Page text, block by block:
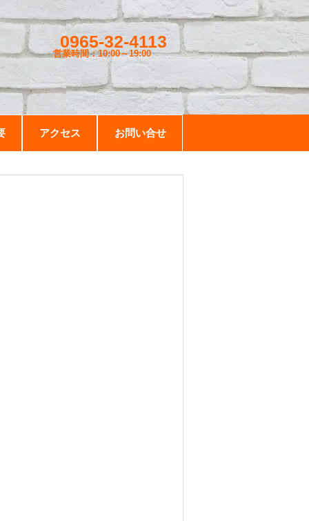
0965-32-4113
営業時間：10:00～19:00
アクセス お問い合せ